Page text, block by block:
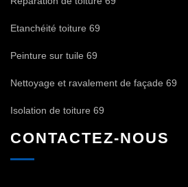
Etanchéité toiture 69
Peinture sur tuile 69
Nettoyage et ravalement de façade 69
Isolation de toiture 69
CONTACTEZ-NOUS